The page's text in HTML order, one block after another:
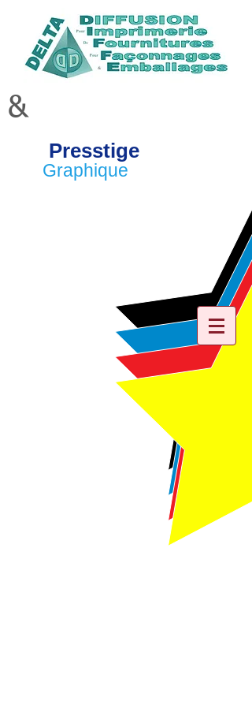
&
Presstige
Graphique